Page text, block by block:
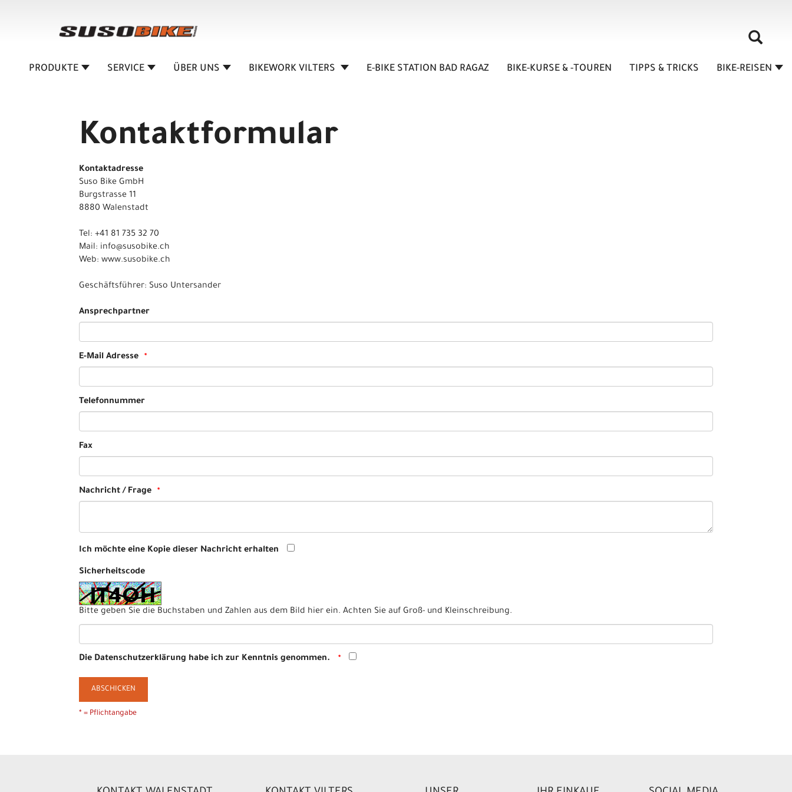
PRODUKTE SERVICE ÜBER UNS BIKEWORK VILTERS E-BIKE STATION BAD RAGAZ BIKE-KURSE & -TOUREN TIPPS & TRICKS BIKE-REISEN
Kontaktformular
Kontaktadresse
Suso Bike GmbH
Burgstrasse 11
8880 Walenstadt
Tel: +41 81 735 32 70
Mail: info@susobike.ch
Web: www.susobike.ch
Geschäftsführer: Suso Untersander
Ansprechpartner
E-Mail Adresse
Telefonnummer
Fax
Nachricht / Frage
Ich möchte eine Kopie dieser Nachricht erhalten
Sicherheitscode
Bitte geben Sie die Buchstaben und Zahlen aus dem Bild hier ein. Achten Sie auf Groß- und Kleinschreibung.
Die Datenschutzerklärung habe ich zur Kenntnis genommen.
ABSCHICKEN
* = Pflichtangabe